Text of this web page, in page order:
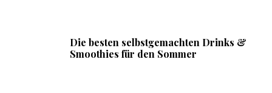
Die besten selbstgemachten Drinks &
Smoothies für den Sommer